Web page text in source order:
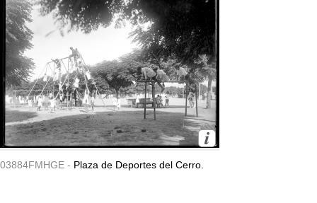
03884FMHGE - Plaza de Deportes del Cerro.